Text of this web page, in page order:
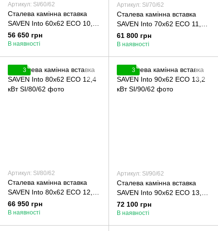
Артикул: SI/60/62
Сталева камінна вставка
SAVEN Into 60х62 ECO 10,7
кВт
56 650 грн
В наявності
Артикул: SI/70/62
Сталева камінна вставка
SAVEN Into 70х62 ECO 11,5
кВт
61 800 грн
В наявності
3
Артикул: SI/80/62
Сталева камінна вставка
SAVEN Into 80х62 ECO 12,4
кВт
66 950 грн
В наявності
3
Артикул: SI/90/62
Сталева камінна вставка
SAVEN Into 90х62 ECO 13,2
кВт
72 100 грн
В наявності